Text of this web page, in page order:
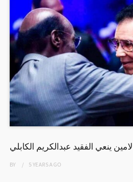
ينعي الفقيد عبدالكريم الكابلي
BY 5 YEARSAGO